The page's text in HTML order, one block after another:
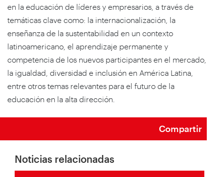
en la educación de líderes y empresarios, a través de
temáticas clave como: la internacionalización, la
enseñanza de la sustentabilidad en un contexto
latinoamericano, el aprendizaje permanente y
competencia de los nuevos participantes en el mercado,
la igualdad, diversidad e inclusión en América Latina,
entre otros temas relevantes para el futuro de la
educación en la alta dirección.
Compartir
Noticias relacionadas